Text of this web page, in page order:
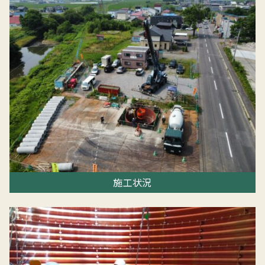
施工状況
HOME
お知らせ
平井建設工業について
工事実績
お問い合わせ